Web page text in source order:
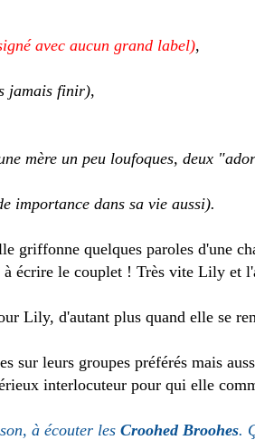
avec aucun grand label),
jamais finir),
mère un peu loufoques, deux
importance dans sa vie aussi).
griffonne quelques paroles d'une
écrire le couplet ! Très vite Lily et
Lily, d'autant plus quand elle se
sur leurs groupes préférés mais
interlocuteur pour qui elle
à écouter les Croohed Broohes.